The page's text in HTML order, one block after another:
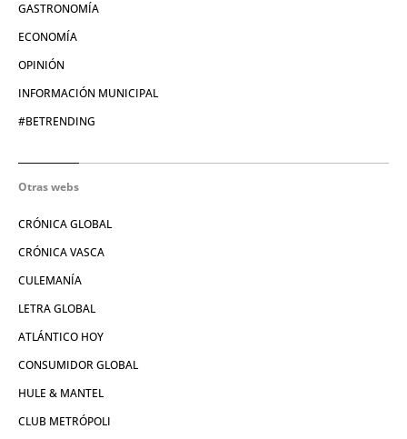
GASTRONOMÍA
ECONOMÍA
OPINIÓN
INFORMACIÓN MUNICIPAL
#BETRENDING
Otras webs
CRÓNICA GLOBAL
CRÓNICA VASCA
CULEMANÍA
LETRA GLOBAL
ATLÁNTICO HOY
CONSUMIDOR GLOBAL
HULE & MANTEL
CLUB METRÓPOLI